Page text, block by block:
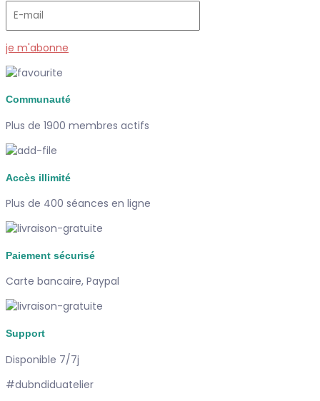
je m'abonne
Communauté
Plus de 1900 membres actifs
Accès illimité
Plus de 400 séances en ligne
Paiement sécurisé
Carte bancaire, Paypal
Support
Disponible 7/7j
#dubndiduatelier